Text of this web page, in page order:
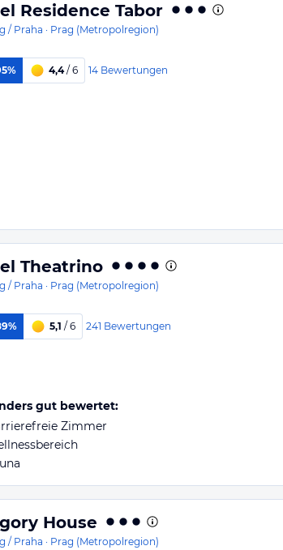
Residence Tabor
/ Praha · Prag (Metropolregion)
4,4/ 6 14 Bewertungen
Theatrino
/ Praha · Prag (Metropolregion)
5,1 / 6 241 Bewertungen
gut bewertet:
Zimmer
House
/ Praha · Prag (Metropolregion)